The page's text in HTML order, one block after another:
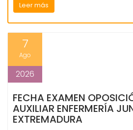
Leer más
7
Ago
2026
FECHA EXAMEN
AUXILIAR ENFERMERÍA
EXTREMADURA